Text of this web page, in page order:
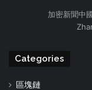
加密新聞中
Categories
區塊鏈